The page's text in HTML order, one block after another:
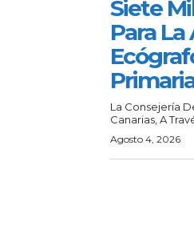
Siete
Para
La Consejería
Canarias, A
Agosto 4, 2026